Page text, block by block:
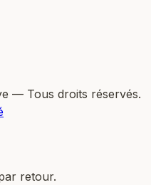
— Tous droits réservés.
retour.